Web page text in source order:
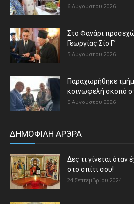
6 Αυγούστου 2026
Στο Φανάρι
Γεωργίας Σίο Γ’
5 Αυγούστου 2026
Παραχωρήθηκε
κοινωφελή σκοπό
5 Αυγούστου 2026
ΔΗΜΟΦΙΛΗ ΑΡΘΡΑ
Δες τι γίνεται όταν
στο σπίτι σου!
24 Σεπτεμβρίου 2024